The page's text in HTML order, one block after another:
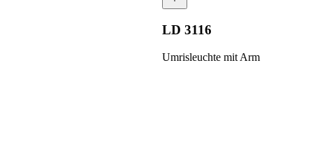
LD 3116
Umrisleuchte mit Arm